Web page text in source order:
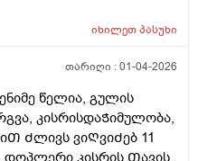
Didi madloba cinascar!
იხილეთპასუხი
თარიღი :01-04-2026
წელია, გულის
კისრისდაᲭიმულობა,
Ძლივს ვიᲦვიᲫებ 11